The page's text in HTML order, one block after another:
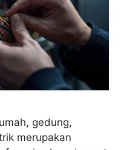
gedung,
merupakan